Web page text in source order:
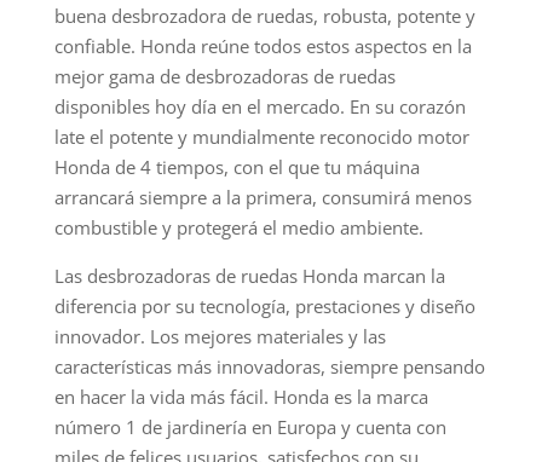
buena desbrozadora de ruedas, robusta, potente y
confiable. Honda reúne todos estos aspectos en la
mejor gama de desbrozadoras de ruedas
disponibles hoy día en el mercado. En su corazón
late el potente y mundialmente reconocido motor
Honda de 4 tiempos, con el que tu máquina
arrancará siempre a la primera, consumirá menos
combustible y protegerá el medio ambiente.
Las desbrozadoras de ruedas Honda marcan la
diferencia por su tecnología, prestaciones y diseño
innovador. Los mejores materiales y las
características más innovadoras, siempre pensando
en hacer la vida más fácil. Honda es la marca
número 1 de jardinería en Europa y cuenta con